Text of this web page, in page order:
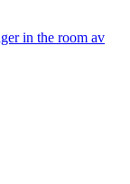
in the room av